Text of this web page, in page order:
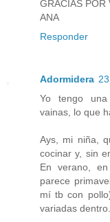
GRACIAS POR
ANA
Responder
Adormidera
Yo tengo una
vainas, lo que
Ays, mi niña,
cocinar y, sin
En verano,
parece
mí tb con
variadas dentro.